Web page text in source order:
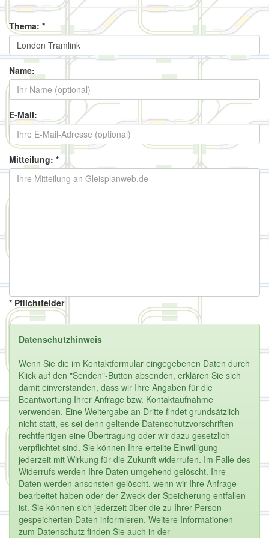
Thema: *
Name:
E-Mail:
Mitteilung: *
* Pflichtfelder
Datenschutzhinweis
Wenn Sie die im Kontaktformular eingegebenen Daten durch
Klick auf den "Senden"-Button absenden, erklären Sie sich
damit einverstanden, dass wir Ihre Angaben für die
Beantwortung Ihrer Anfrage bzw. Kontaktaufnahme
verwenden. Eine Weitergabe an Dritte findet grundsätzlich
nicht statt, es sei denn geltende Datenschutzvorschriften
rechtfertigen eine Übertragung oder wir dazu gesetzlich
verpflichtet sind. Sie können Ihre erteilte Einwilligung
jederzeit mit Wirkung für die Zukunft widerrufen. Im Falle des
Widerrufs werden Ihre Daten umgehend gelöscht. Ihre
Daten werden ansonsten gelöscht, wenn wir Ihre Anfrage
bearbeitet haben oder der Zweck der Speicherung entfallen
ist. Sie können sich jederzeit über die zu Ihrer Person
gespeicherten Daten informieren. Weitere Informationen
zum Datenschutz finden Sie auch in der